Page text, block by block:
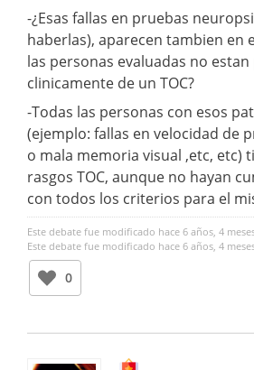
-¿Esas fallas en pruebas
haberlas), aparecen tambien en
las personas evaluadas no
clinicamente de un TOC?
-Todas las personas con esos
(ejemplo: fallas en velocidad de
o mala memoria visual ,etc, etc)
rasgos TOC, aunque no hayan
con todos los criterios para el
Este debate fue modificado hace 6 años, 4
Este debate fue modificado hace 6 años, 4
0